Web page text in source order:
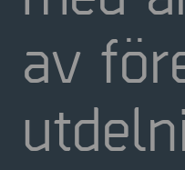
av